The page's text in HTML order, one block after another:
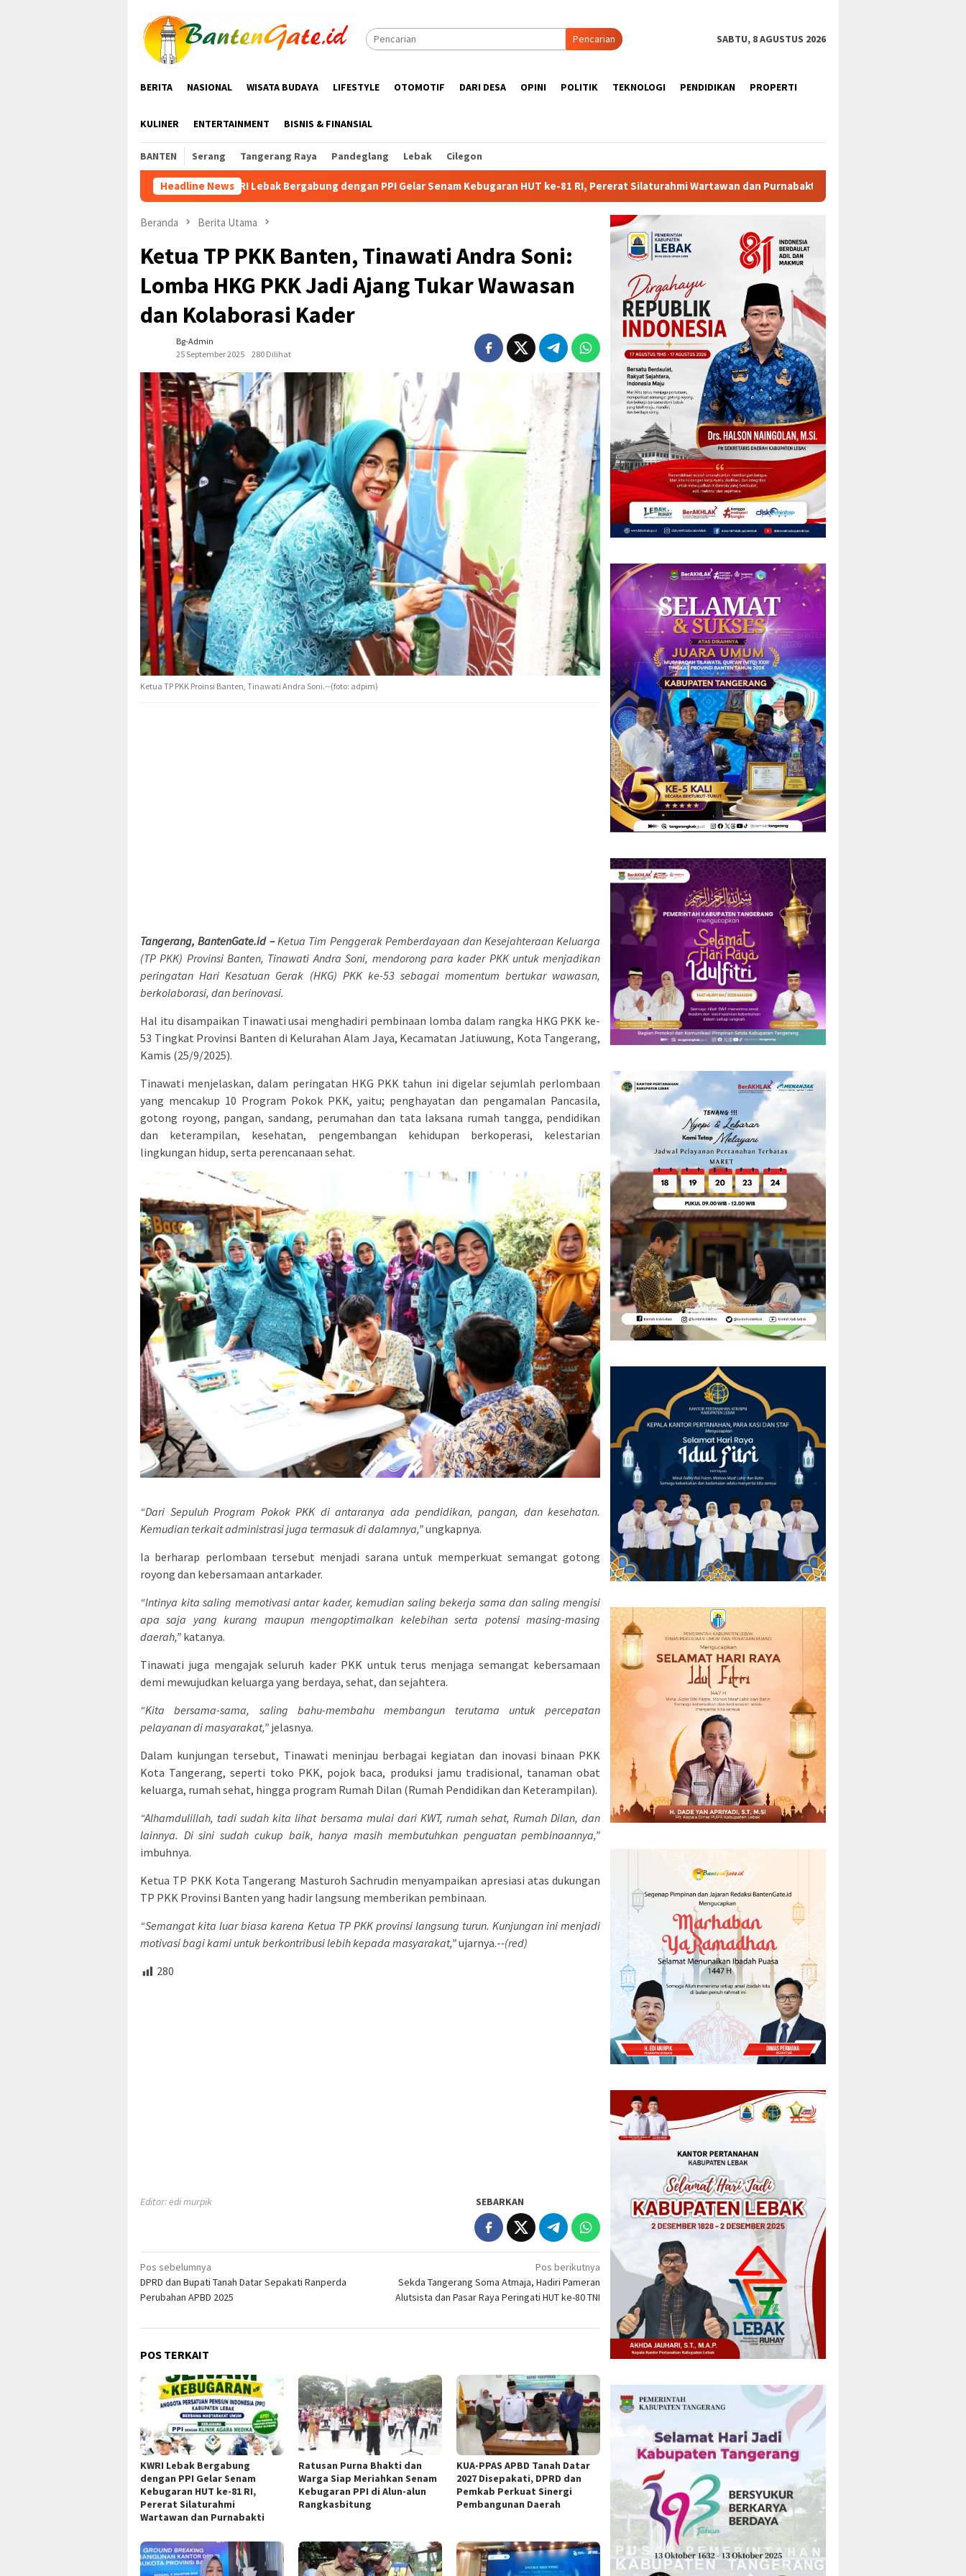
konten
Pencarian SABTU, 8 AGUSTUS 2026
BERITA NASIONAL WISATA BUDAYA LIFESTYLE OTOMOTIF DARI DESA OPINI POLITIK TEKNOLOGI PENDIDIKAN PROPERTI
KULINER ENTERTAINMENT BISNIS & FINANSIAL
BANTEN Serang Tangerang Raya Pandeglang Lebak Cilegon
Headline News
KWRI Lebak Bergabung dengan PPI Gelar Senam Kebugaran HUT ke-81 RI, Pererat Silaturahmi Wartawan dan Purnabakti Ratusan Purna Bhakti dan Warga Siap
Beranda Berita Utama
Ketua TP PKK Banten, Tinawati Andra Soni:
Lomba HKG PKK Jadi Ajang Tukar Wawasan
dan Kolaborasi Kader
Bg-Admin
25 September 2025
280 Dilihat
Ketua TP PKK Proinsi Banten, Tinawati Andra Soni.--(foto: adpim)
Tangerang, BantenGate.id –Ketua Tim Penggerak Pemberdayaan dan Kesejahteraan Keluarga
(TP PKK) Provinsi Banten, Tinawati Andra Soni, mendorong para kader PKK untuk menjadikan
peringatan Hari Kesatuan Gerak (HKG) PKK ke-53 sebagai momentum bertukar wawasan,
berkolaborasi, dan berinovasi.
Hal itu disampaikan Tinawati usai menghadiri pembinaan lomba dalam rangka HKG PKK ke-
53 Tingkat Provinsi Banten di Kelurahan Alam Jaya, Kecamatan Jatiuwung, Kota Tangerang,
Kamis (25/9/2025).
Tinawati menjelaskan, dalam peringatan HKG PKK tahun ini digelar sejumlah perlombaan
yang mencakup 10 Program Pokok PKK, yaitu; penghayatan dan pengamalan Pancasila,
gotong royong, pangan, sandang, perumahan dan tata laksana rumah tangga, pendidikan
dan keterampilan, kesehatan, pengembangan kehidupan berkoperasi, kelestarian
lingkungan hidup, serta perencanaan sehat.
“Dari Sepuluh Program Pokok PKK di antaranya ada pendidikan, pangan, dan kesehatan.
Kemudian terkait administrasi juga termasuk di dalamnya,”ungkapnya.
Ia berharap perlombaan tersebut menjadi sarana untuk memperkuat semangat gotong
royong dan kebersamaan antarkader.
“Intinya kita saling memotivasi antar kader, kemudian saling bekerja sama dan saling mengisi
apa saja yang kurang maupun mengoptimalkan kelebihan serta potensi masing-masing
daerah,” katanya.
Tinawati juga mengajak seluruh kader PKK untuk terus menjaga semangat kebersamaan
demi mewujudkan keluarga yang berdaya, sehat, dan sejahtera.
“Kita bersama-sama, saling bahu-membahu membangun terutama untuk percepatan
pelayanan di masyarakat,” jelasnya.
Dalam kunjungan tersebut, Tinawati meninjau berbagai kegiatan dan inovasi binaan PKK
Kota Tangerang, seperti toko PKK, pojok baca, produksi jamu tradisional, tanaman obat
keluarga, rumah sehat, hingga program Rumah Dilan (Rumah Pendidikan dan Keterampilan).
“Alhamdulillah, tadi sudah kita lihat bersama mulai dari KWT, rumah sehat, Rumah Dilan, dan
lainnya. Di sini sudah cukup baik, hanya masih membutuhkan penguatan pembinaannya,”
imbuhnya.
Ketua TP PKK Kota Tangerang Masturoh Sachrudin menyampaikan apresiasi atas dukungan
TP PKK Provinsi Banten yang hadir langsung memberikan pembinaan.
“Semangat kita luar biasa karena Ketua TP PKK provinsi langsung turun. Kunjungan ini menjadi
motivasi bagi kami untuk berkontribusi lebih kepada masyarakat,”ujarnya.--(red)
280
Editor: edi murpik SEBARKAN
Navigasi
pos
Pos sebelumnya
DPRD dan Bupati Tanah Datar Sepakati Ranperda
Perubahan APBD 2025
Pos berikutnya
Sekda Tangerang Soma Atmaja, Hadiri Pameran
Alutsista dan Pasar Raya Peringati HUT ke-80 TNI
POS TERKAIT
KWRI Lebak Bergabung
dengan PPI Gelar Senam
Kebugaran HUT ke-81 RI,
Pererat Silaturahmi
Wartawan dan Purnabakti
Ratusan Purna Bhakti dan
Warga Siap Meriahkan Senam
Kebugaran PPI di Alun-alun
Rangkasbitung
KUA-PPAS APBD Tanah Datar
2027 Disepakati, DPRD dan
Pemkab Perkuat Sinergi
Pembangunan Daerah